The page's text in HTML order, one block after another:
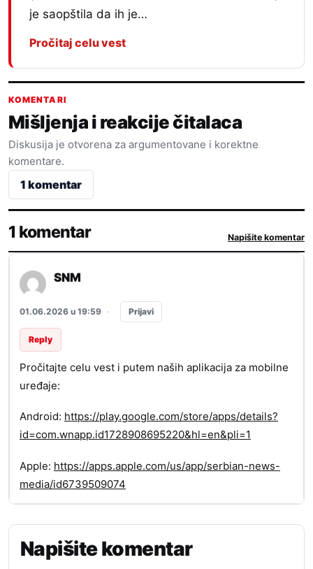
je saopštila da ih je…
Pročitaj celu vest
KOMENTARI
Mišljenja i reakcije čitalaca
Diskusija je otvorena za argumentovane i korektne
komentare.
1 komentar
1 komentar Napišite komentar
SNM
01.06.2026 u 19:59 · Prijavi
Reply
Pročitajte celu vest i putem naših aplikacija za mobilne
uređaje:
Android: https://play.google.com/store/apps/details?
id=com.wnapp.id1728908695220&hl=en&pli=1
Apple: https://apps.apple.com/us/app/serbian-news-
media/id6739509074
Napišite komentar